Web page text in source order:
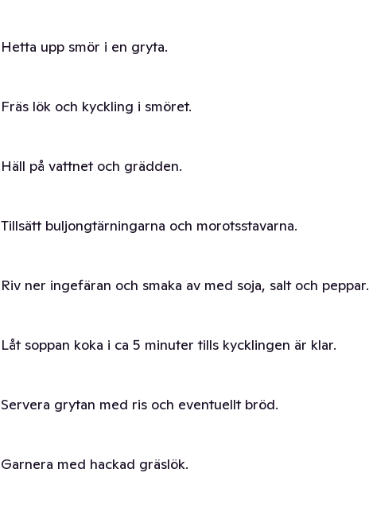
Hetta upp smör i en gryta.
Fräs lök och kyckling i smöret.
Häll på vattnet och grädden.
Tillsätt buljongtärningarna och morotsstavarna.
Riv ner ingefäran och smaka av med soja, salt och peppar.
Låt soppan koka i ca 5 minuter tills kycklingen är klar.
Servera grytan med ris och eventuellt bröd.
Garnera med hackad gräslök.